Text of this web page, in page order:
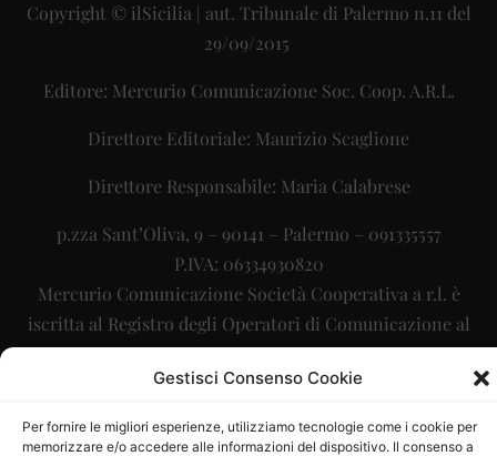
Gestisci Consenso Cookie
Per fornire le migliori esperienze, utilizziamo tecnologie come i cookie per
memorizzare e/o accedere alle informazioni del dispositivo. Il consenso a
Copyright © ilSicilia | aut. Tribunale di Palermo n.11 del
29/09/2015
Editore: Mercurio Comunicazione Soc. Coop. A.R.L.
Direttore Editoriale: Maurizio Scaglione
Direttore Responsabile: Maria Calabrese
p.zza Sant’Oliva, 9 – 90141 – Palermo – 091335557
P.IVA: 06334930820
Mercurio Comunicazione Società Cooperativa a r.l. è
iscritta al Registro degli Operatori di Comunicazione al
numero 26988